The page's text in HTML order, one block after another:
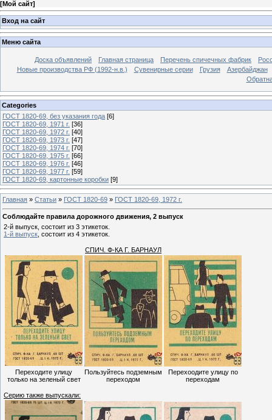
[Мой сайт]
Вход на сайт
Меню сайта
Доска объявлений Главная страница Перечень спичечных фабрик
Новые производства РФ (1992-н.в.)
Сувенирные серии Грузия
Азербайджан
Categories
ГОСТ 1820-69, без указания года [6]
ГОСТ 1820-69, 1971 г. [36]
ГОСТ 1820-69, 1972 г. [40]
ГОСТ 1820-69, 1973 г. [47]
ГОСТ 1820-69, 1974 г. [70]
ГОСТ 1820-69, 1975 г. [66]
ГОСТ 1820-69, 1976 г. [46]
ГОСТ 1820-69, 1977 г. [59]
ГОСТ 1820-69, картонные коробки [9]
Главная » Статьи » ГОСТ 1820-69 » ГОСТ 1820-69, 1972 г.
Соблюдайте правила дорожного движения, 2 выпуск
2-й выпуск, состоит из 3 этикеток.
1-й выпуск , состоит из 4 этикеток.
СПИЧ. Ф-КА Г. БАРНАУЛ
Переходите улицу
только на зеленый свет
Пользуйтесь подземным
переходом
Перехоодите улицу по
переходам
Серию также выпускали: